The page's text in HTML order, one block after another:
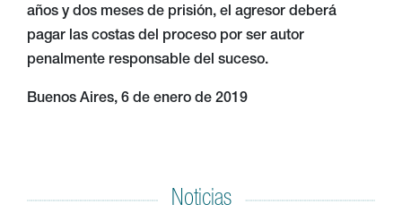
años y dos meses de prisión, el agresor deberá
pagar las costas del proceso por ser autor
penalmente responsable del suceso.
Buenos Aires, 6 de enero de 2019
Noticias